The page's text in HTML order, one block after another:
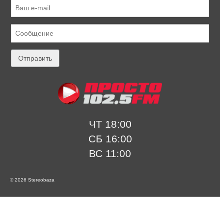
ЧТ 18:00
СБ 16:00
ВС 11:00
© 2026 Stereobaza